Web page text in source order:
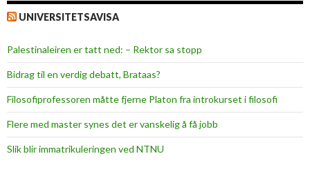
UNIVERSITETSAVISA
Palestinaleiren er tatt ned: – Rektor sa stopp
Bidrag til en verdig debatt, Brataas?
Filosofiprofessoren måtte fjerne Platon fra introkurset i filosofi
Flere med master synes det er vanskelig å få jobb
Slik blir immatrikuleringen ved NTNU